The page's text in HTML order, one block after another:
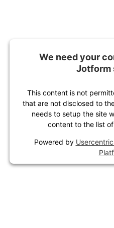
We need your
Jotform
This content is not
that are not disclosed to
needs to setup the site
content to the list
Powered by